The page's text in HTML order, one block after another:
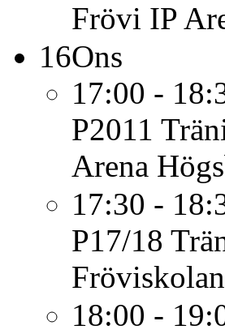
Frövi IP
16Ons
17:00 -
P2011
Arena
17:30 -
P17/18
Fröviskolan
18:00 -